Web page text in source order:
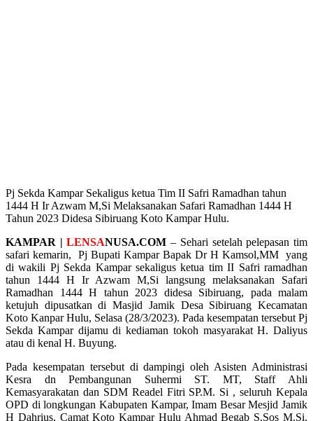
Pj Sekda Kampar Sekaligus ketua Tim II Safri Ramadhan tahun
1444 H Ir Azwam M,Si Melaksanakan Safari Ramadhan 1444 H
Tahun 2023 Didesa Sibiruang Koto Kampar Hulu.
KAMPAR |LENSANUSA.COM – Sehari setelah pelepasan tim
safari kemarin, Pj Bupati Kampar Bapak Dr H Kamsol,MM yang
di wakili Pj Sekda Kampar sekaligus ketua tim II Safri ramadhan
tahun 1444 H Ir Azwam M,Si langsung melaksanakan Safari
Ramadhan 1444 H tahun 2023 didesa Sibiruang, pada malam
ketujuh dipusatkan di Masjid Jamik Desa Sibiruang Kecamatan
Koto Kanpar Hulu, Selasa (28/3/2023). Pada kesempatan tersebut Pj
Sekda Kampar dijamu di kediaman tokoh masyarakat H. Daliyus
atau di kenal H. Buyung.
Pada kesempatan tersebut di dampingi oleh Asisten Administrasi
Kesra dn Pembangunan Suhermi ST. MT, Staff Ahli
Kemasyarakatan dan SDM Readel Fitri SP.M. Si , seluruh Kepala
OPD di longkungan Kabupaten Kampar, Imam Besar Mesjid Jamik
H Dahrius, Camat Koto Kampar Hulu Ahmad Begab S.Sos M.Si,